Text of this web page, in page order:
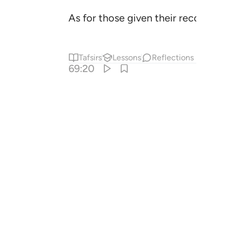
As for those given their records in
Tafsirs Lessons Reflections
69:20